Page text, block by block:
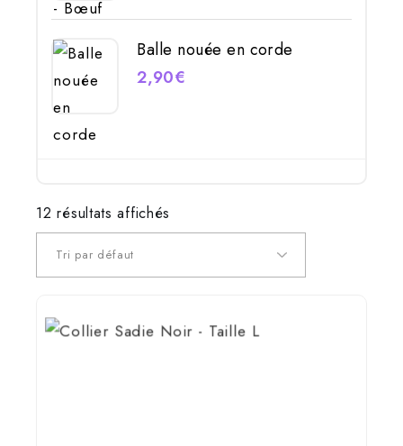
12 résultats affichés
Balle nouée en corde
2,90€